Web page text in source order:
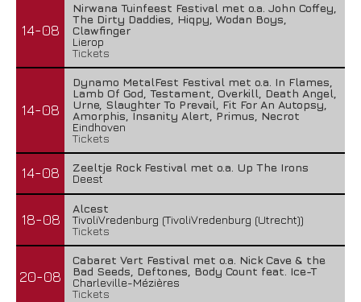
14-08
Nirwana Tuinfeest Festival met o.a. John Coffey,
The Dirty Daddies, Hiqpy, Wodan Boys,
Clawfinger
Lierop
Tickets
14-08
Dynamo MetalFest Festival met o.a. In Flames,
Lamb Of God, Testament, Overkill, Death Angel,
Urne, Slaughter To Prevail, Fit For An Autopsy,
Amorphis, Insanity Alert, Primus, Necrot
Eindhoven
Tickets
14-08
Zeeltje Rock Festival met o.a. Up The Irons
Deest
18-08
Alcest
TivoliVredenburg (TivoliVredenburg (Utrecht))
Tickets
20-08
Cabaret Vert Festival met o.a. Nick Cave & the
Bad Seeds, Deftones, Body Count feat. Ice-T
Charleville-Mézières
Tickets